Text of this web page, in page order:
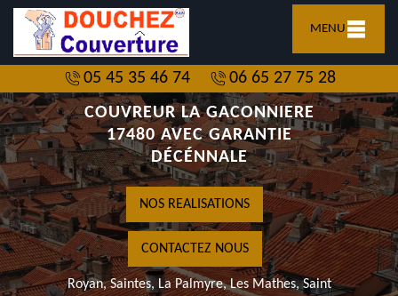
MENU
05 45 35 46 74
06 65 27 75 28
COUVREUR LA GACONNIERE
17480 AVEC GARANTIE
DÉCÉNNALE
NOS REALISATIONS
CONTACTEZ NOUS
Royan, Saintes, La Palmyre, Les Mathes, Saint